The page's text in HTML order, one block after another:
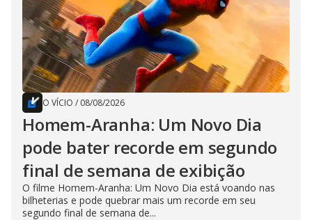
O VÍCIO / 08/08/2026
Homem-Aranha: Um Novo Dia
pode bater recorde em segundo
final de semana de exibição
O filme Homem-Aranha: Um Novo Dia está voando nas
bilheterias e pode quebrar mais um recorde em seu
segundo final de semana de...